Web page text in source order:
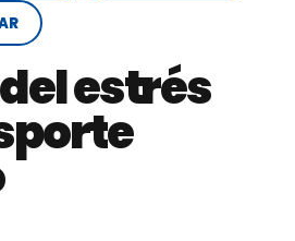
estrés